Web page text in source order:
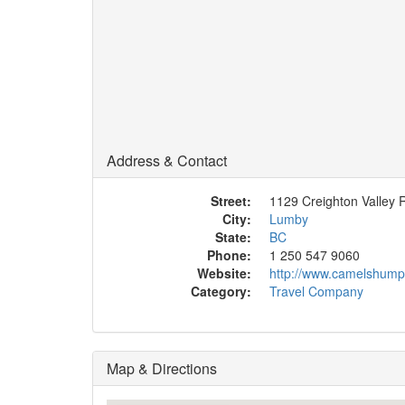
Address & Contact
Street:
1129 Creighton Valley
City:
Lumby
State:
BC
Phone:
1 250 547 9060
Website:
http://
Category:
Travel Company
Map & Directions